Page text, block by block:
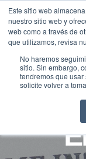
Este sitio web
nuestro sitio web y
web como a través de
que utilizamos, revisa
No haremos
sitio. Sin embargo,
tendremos que
solicite volver a
Saltar
contenido